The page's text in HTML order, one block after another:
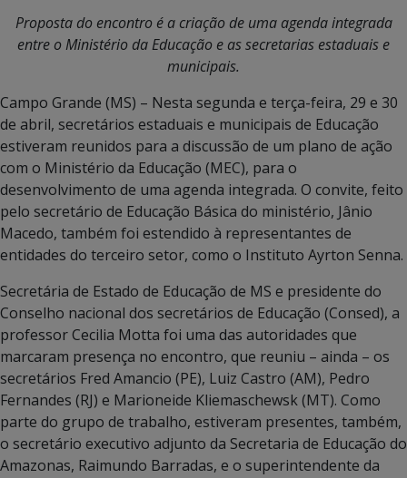
Proposta do encontro é a criação de uma agenda integrada
entre o Ministério da Educação e as secretarias estaduais e
municipais.
Campo Grande (MS) – Nesta segunda e terça-feira, 29 e 30
de abril, secretários estaduais e municipais de Educação
estiveram reunidos para a discussão de um plano de ação
com o Ministério da Educação (MEC), para o
desenvolvimento de uma agenda integrada. O convite, feito
pelo secretário de Educação Básica do ministério, Jânio
Macedo, também foi estendido à representantes de
entidades do terceiro setor, como o Instituto Ayrton Senna.
Secretária de Estado de Educação de MS e presidente do
Conselho nacional dos secretários de Educação (Consed), a
professor Cecilia Motta foi uma das autoridades que
marcaram presença no encontro, que reuniu – ainda – os
secretários Fred Amancio (PE), Luiz Castro (AM), Pedro
Fernandes (RJ) e Marioneide Kliemaschewsk (MT). Como
parte do grupo de trabalho, estiveram presentes, também,
o secretário executivo adjunto da Secretaria de Educação do
Amazonas, Raimundo Barradas, e o superintendente da